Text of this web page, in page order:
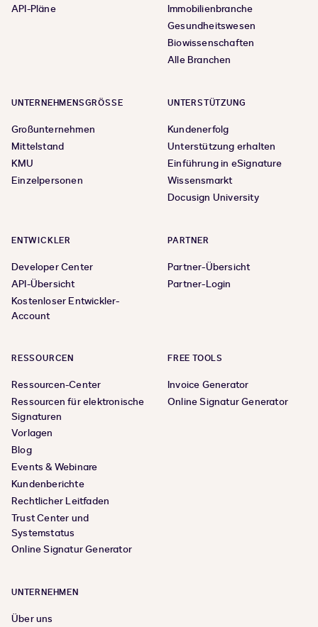
API-Pläne
Immobilienbranche
Gesundheitswesen
Biowissenschaften
Alle Branchen
UNTERNEHMENSGRÖSSE
Großunternehmen
Mittelstand
KMU
Einzelpersonen
UNTERSTÜTZUNG
Kundenerfolg
Unterstützung erhalten
Einführung in eSignature
Wissensmarkt
Docusign University
ENTWICKLER
Developer Center
API-Übersicht
Kostenloser Entwickler-
Account
PARTNER
Partner-Übersicht
Partner-Login
RESSOURCEN
Ressourcen-Center
Ressourcen für elektronische
Signaturen
Vorlagen
Blog
Events & Webinare
Kundenberichte
Rechtlicher Leitfaden
Trust Center und
Systemstatus
Online Signatur Generator
FREE TOOLS
Invoice Generator
Online Signatur Generator
UNTERNEHMEN
Über uns